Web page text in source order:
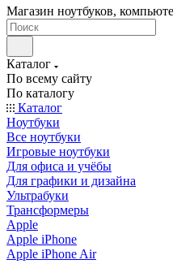
Магазин ноутбуков,
Каталог
По всему сайту
По каталогу
Каталог
Ноутбуки
Все ноутбуки
Игровые ноутбуки
Для офиса и учёбы
Для графики и дизайна
Ультрабуки
Трансформеры
Apple
Apple iPhone
Apple iPhone Air